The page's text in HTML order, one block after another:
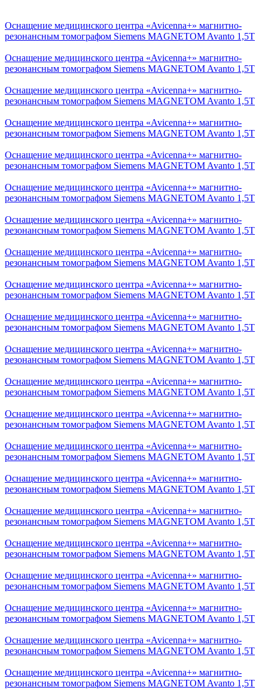
Оснащение медицинского центра «Avicenna+» магнитно-
резонансным томографом Siemens MAGNETOM Avanto 1,5Т
Оснащение медицинского центра «Avicenna+» магнитно-
резонансным томографом Siemens MAGNETOM Avanto 1,5Т
Оснащение медицинского центра «Avicenna+» магнитно-
резонансным томографом Siemens MAGNETOM Avanto 1,5Т
Оснащение медицинского центра «Avicenna+» магнитно-
резонансным томографом Siemens MAGNETOM Avanto 1,5Т
Оснащение медицинского центра «Avicenna+» магнитно-
резонансным томографом Siemens MAGNETOM Avanto 1,5Т
Оснащение медицинского центра «Avicenna+» магнитно-
резонансным томографом Siemens MAGNETOM Avanto 1,5Т
Оснащение медицинского центра «Avicenna+» магнитно-
резонансным томографом Siemens MAGNETOM Avanto 1,5Т
Оснащение медицинского центра «Avicenna+» магнитно-
резонансным томографом Siemens MAGNETOM Avanto 1,5Т
Оснащение медицинского центра «Avicenna+» магнитно-
резонансным томографом Siemens MAGNETOM Avanto 1,5Т
Оснащение медицинского центра «Avicenna+» магнитно-
резонансным томографом Siemens MAGNETOM Avanto 1,5Т
Оснащение медицинского центра «Avicenna+» магнитно-
резонансным томографом Siemens MAGNETOM Avanto 1,5Т
Оснащение медицинского центра «Avicenna+» магнитно-
резонансным томографом Siemens MAGNETOM Avanto 1,5Т
Оснащение медицинского центра «Avicenna+» магнитно-
резонансным томографом Siemens MAGNETOM Avanto 1,5Т
Оснащение медицинского центра «Avicenna+» магнитно-
резонансным томографом Siemens MAGNETOM Avanto 1,5Т
Оснащение медицинского центра «Avicenna+» магнитно-
резонансным томографом Siemens MAGNETOM Avanto 1,5Т
Оснащение медицинского центра «Avicenna+» магнитно-
резонансным томографом Siemens MAGNETOM Avanto 1,5Т
Оснащение медицинского центра «Avicenna+» магнитно-
резонансным томографом Siemens MAGNETOM Avanto 1,5Т
Оснащение медицинского центра «Avicenna+» магнитно-
резонансным томографом Siemens MAGNETOM Avanto 1,5Т
Оснащение медицинского центра «Avicenna+» магнитно-
резонансным томографом Siemens MAGNETOM Avanto 1,5Т
Оснащение медицинского центра «Avicenna+» магнитно-
резонансным томографом Siemens MAGNETOM Avanto 1,5Т
Оснащение медицинского центра «Avicenna+» магнитно-
резонансным томографом Siemens MAGNETOM Avanto 1,5Т